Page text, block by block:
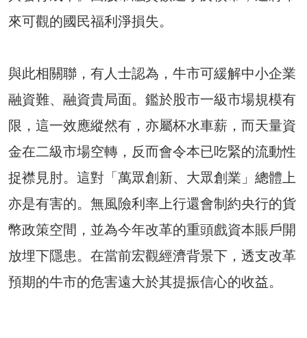
來可觀的國民福利淨損失。
與此相關聯，有人士認為，牛市可緩解中小企業
融資難、融資貴局面。鑑於股市一級市場規模有
限，這一效應縱然有，亦屬杯水車薪，而天量資
金在二級市場空轉，反而會令本已吃緊的流動性
捉襟見肘。這對「萬眾創新、大眾創業」總體上
亦是有害的。無風險利率上行還會制約央行的貨
幣政策空間，並為今年改革的重頭戲資本賬戶開
放埋下隱患。在當前宏觀經濟背景下，透支改革
預期的牛市的危害遠大於其提振信心的收益。